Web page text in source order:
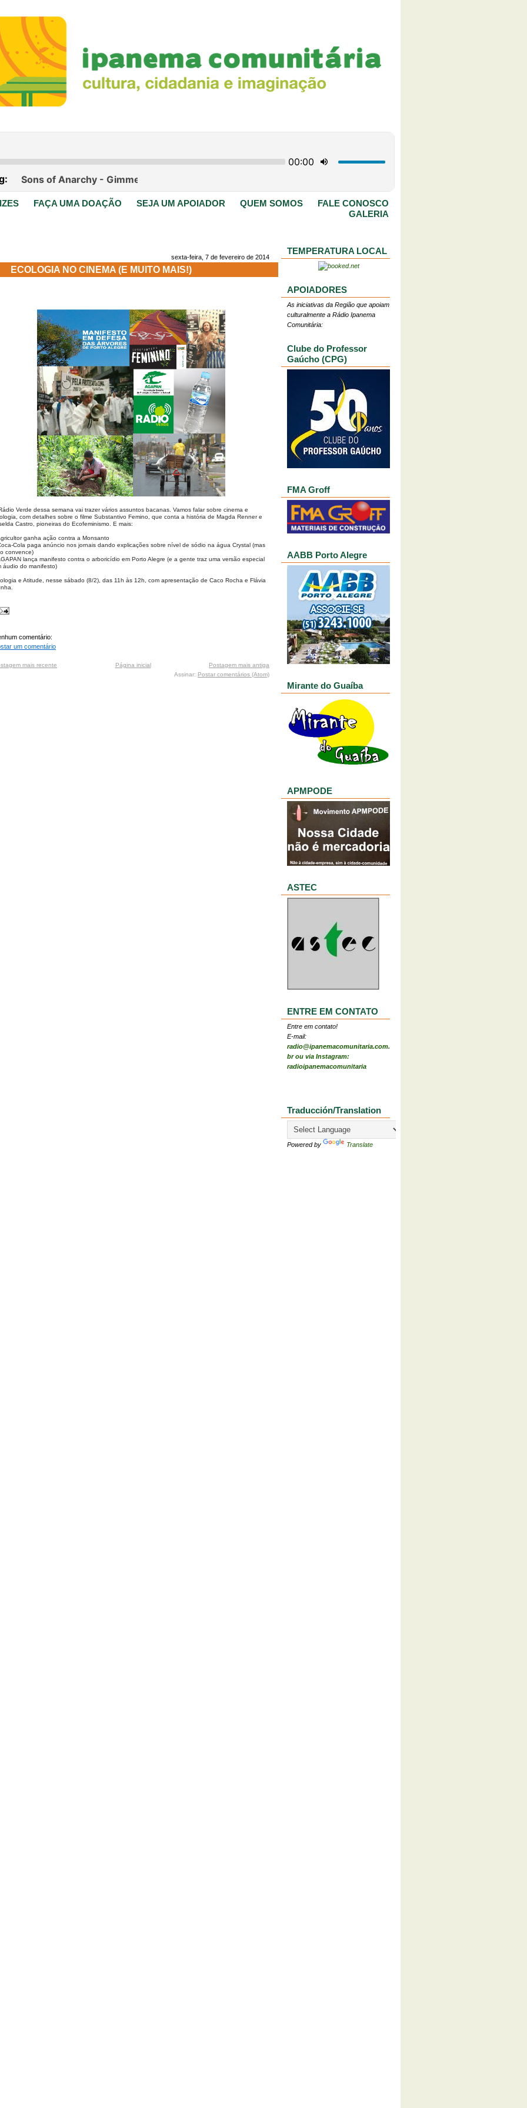
FAÇA UMA DOAÇÃO SEJA UM APOIADOR QUEM SOMOS
FALE CONOSCO
GALERIA
sexta-feira, 7 de fevereiro de 2014
ECOLOGIA NO CINEMA (E MUITO MAIS!)
Verde dessa semana vai trazer vários assuntos bacanas. Vamos falar sobre cinema e
com detalhes sobre o filme Substantivo Femino, que conta a história de Magda Renner e
Castro, pioneiras do Ecofeminismo. E mais:
ganha ação contra a Monsanto
Cola paga anúncio nos jornais dando explicações sobre nível de sódio na água Crystal (mas
convence)
lança manifesto contra o arboricídio em Porto Alegre (e a gente traz uma versão especial
áudio do manifesto)
e Atitude, nesse sábado (8/2), das 11h às 12h, com apresentação de Caco Rocha e Flávia
comentário:
um comentário
mais recente Postagem mais antiga
Página inicial
Assinar: Postar comentários (Atom)
TEMPERATURA LOCAL
APOIADORES
As iniciativas da Região que apoiam
culturalmente a Rádio Ipanema
Comunitária:
Clube do Professor
Gaúcho (CPG)
FMA Groff
AABB Porto Alegre
Mirante do Guaíba
APMPODE
ASTEC
ENTRE EM CONTATO
Entre em contato!
E-mail:
radio@ipanemacomunitaria.com.
br ou via Instagram:
radioipanemacomunitaria
Traducción/Translation
Powered by Translate